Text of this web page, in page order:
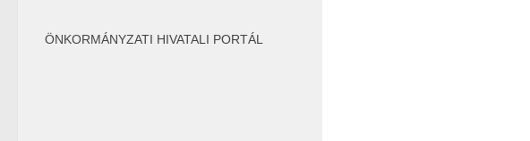
ÖNKORMÁNYZATI HIVATALI PORTÁL